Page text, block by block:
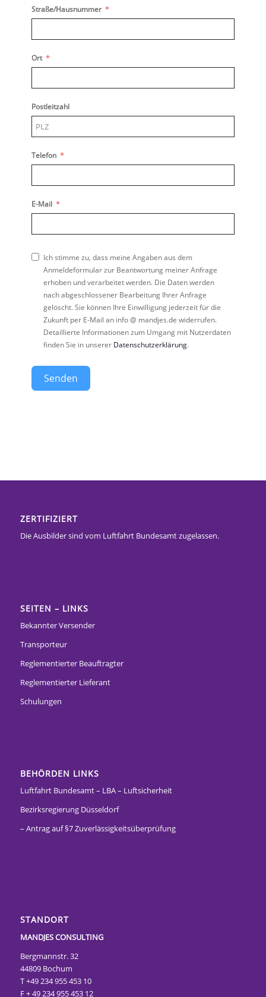
Straße/Hausnummer
Ort
Postleitzahl
Telefon
E-Mail
Ich stimme zu, dass meine Angaben aus dem
Anmeldeformular zur Beantwortung meiner Anfrage
erhoben und verarbeitet werden. Die Daten werden
nach abgeschlossener Bearbeitung Ihrer Anfrage
gelöscht. Sie können Ihre Einwilligung jederzeit für die
Zukunft per E-Mail an info @ mandjes.de widerrufen.
Detaillierte Informationen zum Umgang mit Nutzerdaten
finden Sie in unserer Datenschutzerklärung.
Senden
ZERTIFIZIERT
Die Ausbilder sind vom Luftfahrt Bundesamt zugelassen.
SEITEN – LINKS
Bekannter Versender
Transporteur
Reglementierter Beauftragter
Reglementierter Lieferant
Schulungen
BEHÖRDEN LINKS
Luftfahrt Bundesamt – LBA – Luftsicherheit
Bezirksregierung Düsseldorf
– Antrag auf §7 Zuverlässigkeitsüberprüfung
STANDORT
MANDJES CONSULTING
Bergmannstr. 32
44809 Bochum
T +49 234 955 453 10
F + 49 234 955 453 12